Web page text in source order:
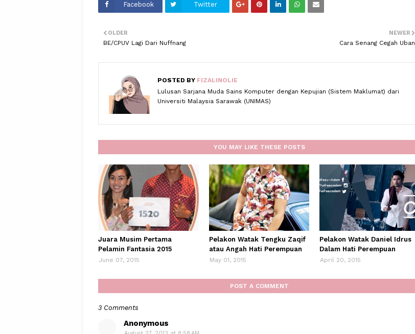
Facebook Twitter
NEWER
Cara Senang Cegah Uban
OLDER
BE/CPUV Lagi Dari Nuffnang
POSTED BY FIZALINOLIE
Lulusan Sarjana Muda Sains Komputer dengan Kepujian (Sistem Maklumat) dari
Universiti Malaysia Sarawak (UNIMAS)
YOU MAY LIKE THESE POSTS
Juara Musim Pertama
Pelamin Fantasia 2015
June 07, 2015
Pelakon Watak Tengku Zaqif
atau Angah Hati Perempuan
May 01, 2015
Pelakon Watak Daniel Idrus
Dalam Hati Perempuan
April 20, 2015
POST A COMMENT
3 Comments
Anonymous